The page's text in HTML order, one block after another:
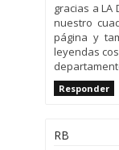
gracias a LA
nuestro
página y
leyendas
Responder
RB